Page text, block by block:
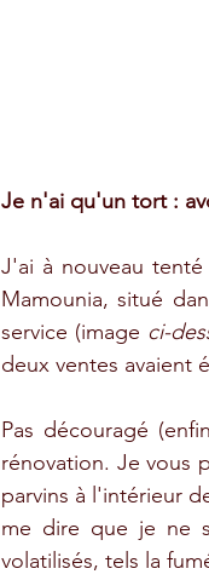
Je n'ai qu'un tort :
J'ai à nouveau
Mamounia, situé
service (image ci-
deux ventes avaient
Pas découragé
rénovation. Je vous
parvins à l'intérieur
me dire que je ne
volatilisés, tels la